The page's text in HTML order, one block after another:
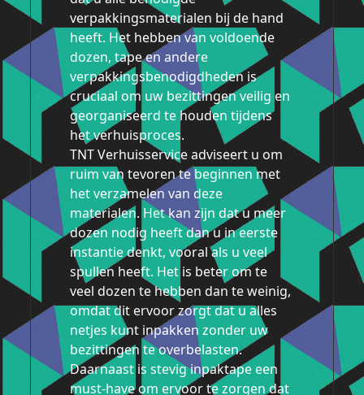
verpakkingsmaterialen bij de hand
heeft. Het hebben van voldoende
dozen, tape en andere
verpakkingsbenodigdheden is
cruciaal om uw bezittingen veilig en
georganiseerd te houden tijdens
het verhuisproces.
TNT Verhuisservice adviseert u om
ruim van tevoren te beginnen met
het verzamelen van deze
materialen. Het kan zijn dat u meer
dozen nodig heeft dan u in eerste
instantie denkt, vooral als u veel
spullen heeft. Het is beter om te
veel dozen te hebben dan te weinig,
omdat dit ervoor zorgt dat u alles
netjes kunt inpakken zonder uw
bezittingen te overbelasten.
Daarnaast is stevig inpaktape een
must-have om ervoor te zorgen dat